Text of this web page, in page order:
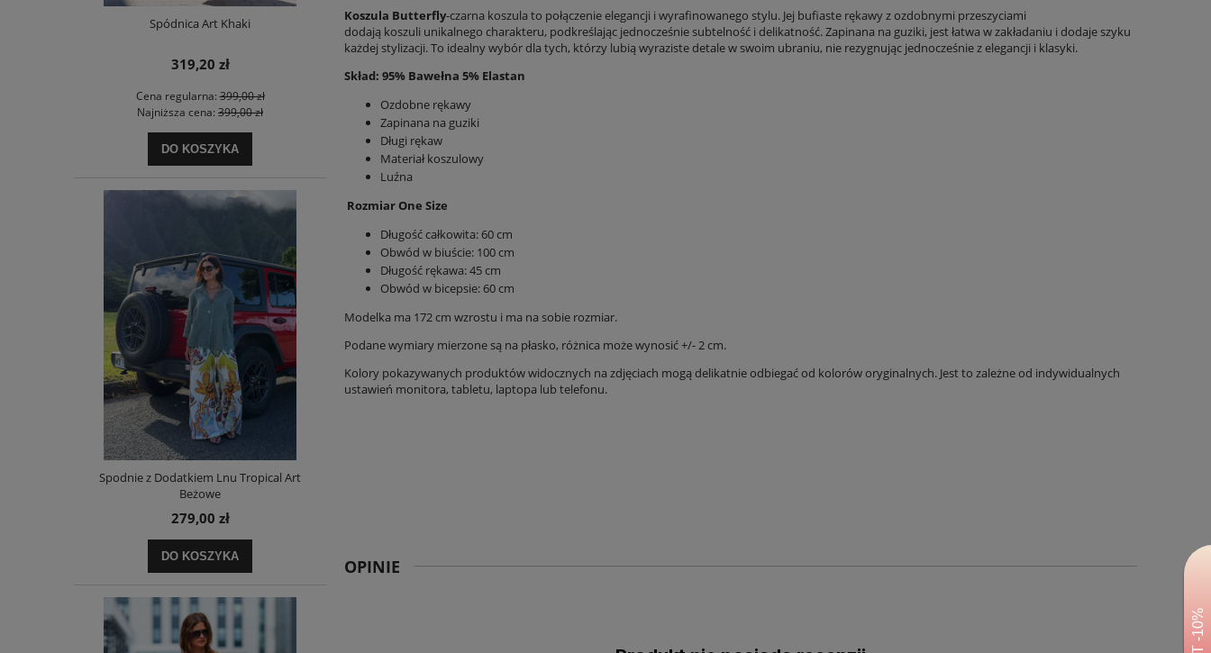
Spódnica Art Khaki
319,20 zł
Cena regularna:399,00 zł
Najniższa cena: 399,00 zł
DO KOSZYKA
Spodnie z Dodatkiem Lnu Tropical Art
Beżowe
279,00 zł
DO KOSZYKA
Koszula Butterfly-czarna koszula to połączenie elegancji i wyrafinowanego stylu. Jej bufiaste rękawy z ozdobnymi przeszyciami
dodają koszuli unikalnego charakteru, podkreślając jednocześnie subtelność i delikatność. Zapinana na guziki, jest łatwa w zakładaniu i dodaje szyku
każdej stylizacji. To idealny wybór dla tych, którzy lubią wyraziste detale w swoim ubraniu, nie rezygnując jednocześnie z elegancji i klasyki.
Skład: 95% Bawełna 5% Elastan
Ozdobne rękawy
Zapinana na guziki
Długi rękaw
Materiał koszulowy
Luźna
Rozmiar One Size
Długość całkowita: 60 cm
Obwód w biuście: 100 cm
Długość rękawa: 45 cm
Obwód w bicepsie: 60 cm
Modelka ma 172 cm wzrostu i ma na sobie rozmiar.
Podane wymiary mierzone są na płasko, różnica może wynosić +/- 2 cm.
Kolory pokazywanych produktów widocznych na zdjęciach mogą delikatnie odbiegać od kolorów oryginalnych. Jest to zależne od indywidualnych
ustawień monitora, tabletu, laptopa lub telefonu.
OPINIE